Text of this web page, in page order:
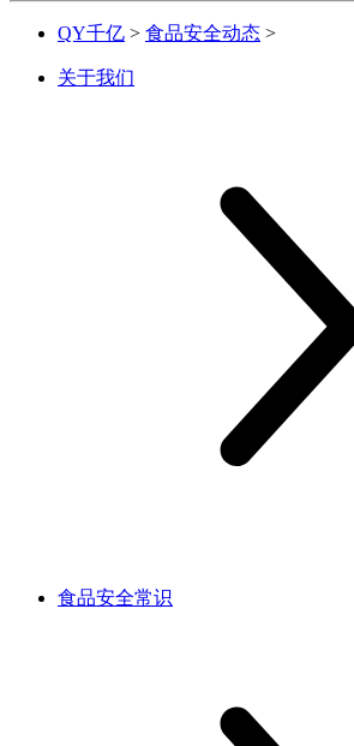
QY千亿 > 食品安全动态 >
关于我们
食品安全常识